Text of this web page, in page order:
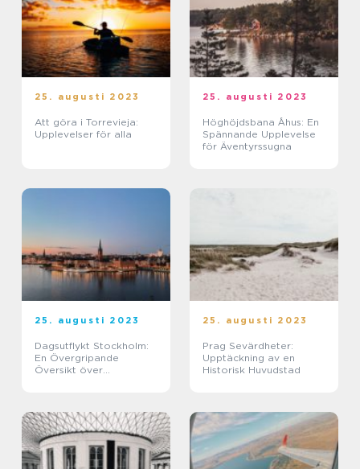
25. augusti 2023
Att göra i Torrevieja:
Upplevelser för alla
25. augusti 2023
Höghöjdsbana Åhus: En
Spännande Upplevelse
för Äventyrssugna
25. augusti 2023
Dagsutflykt Stockholm:
En Övergripande
Översikt över
25. augusti 2023
Prag Sevärdheter:
Upptäckning av en
Historisk Huvudstad